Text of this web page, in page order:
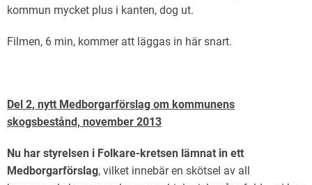
kommun mycket plus i kanten, dog ut.
Filmen, 6 min, kommer att läggas in här snart.
Del 2, nytt Medborgarförslag om kommunens
skogsbestånd, november 2013
Nu har styrelsen i Folkare-kretsen lämnat in ett
Medborgarförslag, vilket innebär en skötsel av all